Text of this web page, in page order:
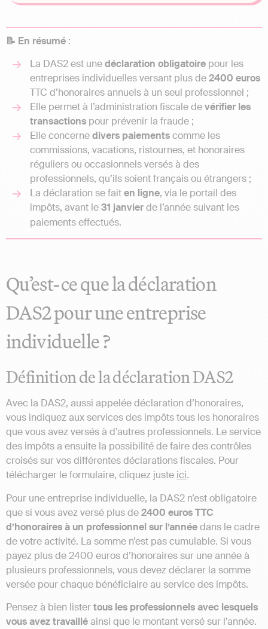
📝 En résumé :
La DAS2 est unedéclaration obligatoire pour les
entreprises individuelles versant plus de2400 euros
TTC d’honoraires annuels à un seul professionnel ;
Elle permet à l’administration fiscale devérifier les
transactions pour prévenir la fraude ;
Elle concernedivers paiementscomme les
commissions, vacations, ristournes, et honoraires
réguliers ou occasionnels versés à des
professionnels, qu’ils soient français ou étrangers ;
La déclaration se faiten ligne, via le portail des
impôts, avant le31 janvierde l’année suivant les
paiements effectués.
Qu’est-ce que la déclaration
DAS2 pour une entreprise
individuelle ?
Définition de la déclaration DAS2
Avec la DAS2, aussi appelée déclaration d’honoraires,
vous indiquez aux services des impôts tous les honoraires
que vous avez versés à d’autres professionnels. Le service
des impôts a ensuite la possibilité de faire des contrôles
croisés sur vos différentes déclarations fiscales. Pour
télécharger le formulaire, cliquez juste ici.
Pour une entreprise individuelle, la DAS2 n’est obligatoire
que si vous avez versé plus de2400 euros TTC
d’honoraires à un professionnel sur l’annéedans le cadre
de votre activité. La somme n’est pas cumulable. Si vous
payez plus de 2400 euros d’honoraires sur une année à
plusieurs professionnels, vous devez déclarer la somme
versée pour chaque bénéficiaire au service des impôts.
Pensez à bien listertous les professionnels avec lesquels
vous avez travailléainsi que le montant versé sur l’année.